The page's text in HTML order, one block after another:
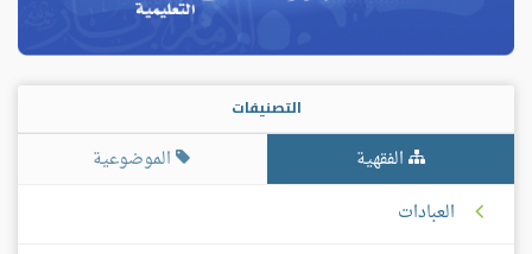
التصنيفات
الفقهية
الموضوعية
العبادات